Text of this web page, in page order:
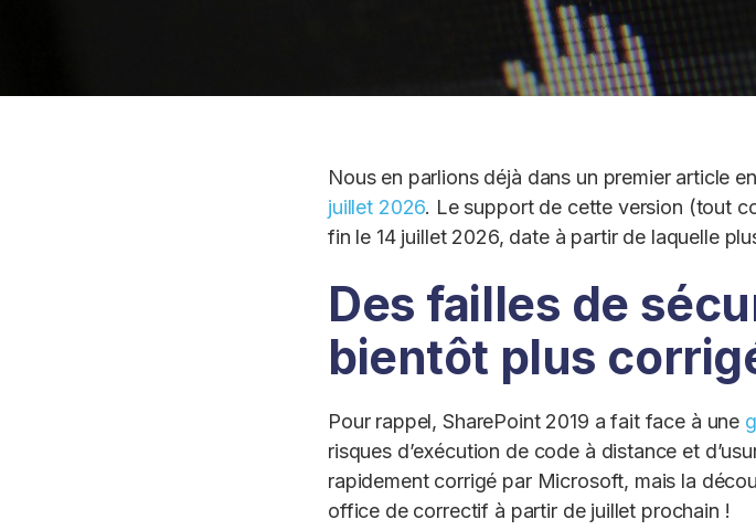
Nous en parlions déjà dans un premier article
juillet 2026. Le support de cette version (tout
fin le 14 juillet 2026, date à partir de laquelle
Des failles de
bientôt plus
Pour rappel, SharePoint 2019 a fait face à une
risques d’exécution de code à distance et
rapidement corrigé par Microsoft, mais la
office de correctif à partir de juillet prochain !